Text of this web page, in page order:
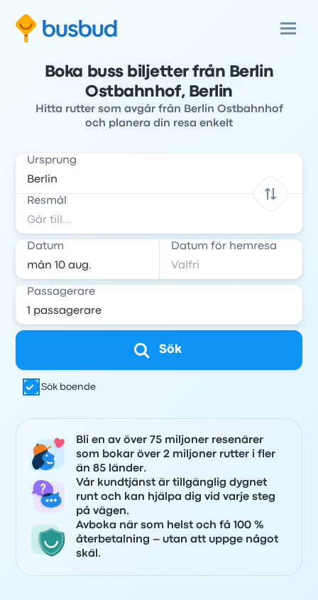
Boka buss biljetter från Berlin
Ostbahnhof, Berlin
Hitta rutter som avgår från Berlin Ostbahnhof
och planera din resa enkelt
Ursprung
Resmål
Datum Datum för hemresa
Passagerare
Sök
Sök boende
Bli en av över 75 miljoner resenärer
som bokar över 2 miljoner rutter i fler
än 85 länder.
Vår kundtjänst är tillgänglig dygnet
runt och kan hjälpa dig vid varje steg
på vägen.
Avboka när som helst och få 100 %
återbetalning – utan att uppge något
skäl.